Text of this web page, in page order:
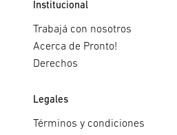
Institucional
Trabajá con nosotros
Acerca de Pronto!
Derechos
Legales
Términos y condiciones